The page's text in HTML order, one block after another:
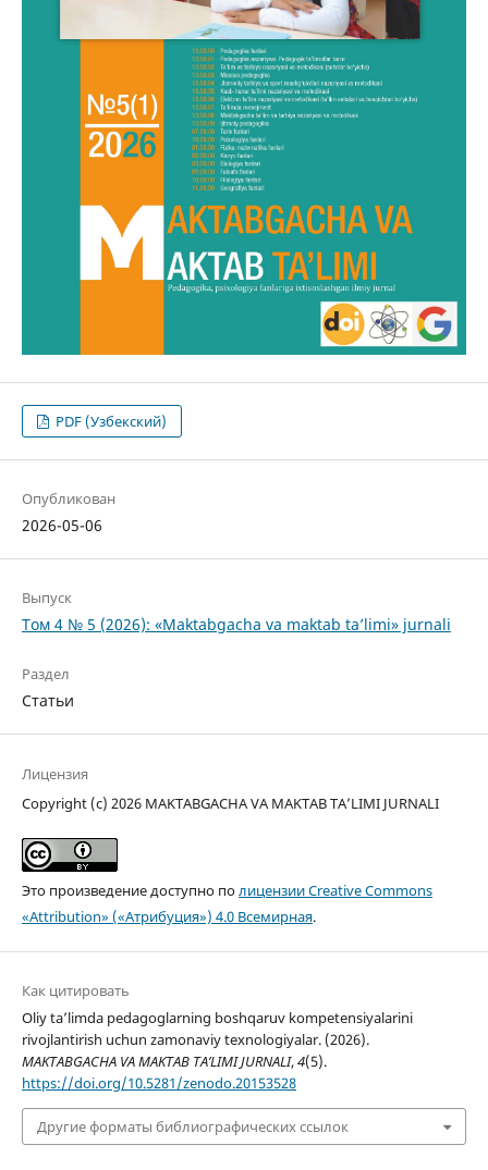
PDF (Узбекский)
Опубликован
2026-05-06
Выпуск
Том 4 № 5 (2026): «Maktabgacha va maktab ta’limi» jurnali
Раздел
Статьи
Лицензия
Copyright (c) 2026 MAKTABGACHA VA MAKTAB TA’LIMI JURNALI
Это произведение доступно по лицензии Creative Commons
«Attribution» («Атрибуция») 4.0 Всемирная.
Как цитировать
Oliy ta’limda pedagoglarning boshqaruv kompetensiyalarini
rivojlantirish uchun zamonaviy texnologiyalar. (2026).
MAKTABGACHA VA MAKTAB TA’LIMI JURNALI,4(5).
https://doi.org/10.5281/zenodo.20153528
Другие форматы библиографических ссылок